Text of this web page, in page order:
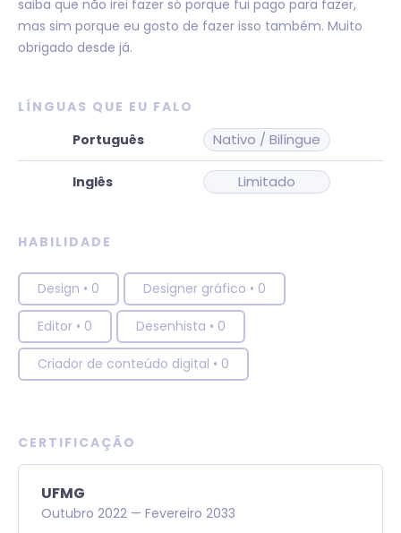
saiba que não irei fazer só porque fui pago para fazer,
mas sim porque eu gosto de fazer isso também. Muito
obrigado desde já.
LÍNGUAS QUE EU FALO
Nativo / Bilíngue
Limitado
HABILIDADE
Design • 0 Designer gráfico • 0
Editor • 0 Desenhista • 0
Criador de conteúdo digital • 0
CERTIFICAÇÃO
UFMG
Outubro 2022 — Fevereiro 2033